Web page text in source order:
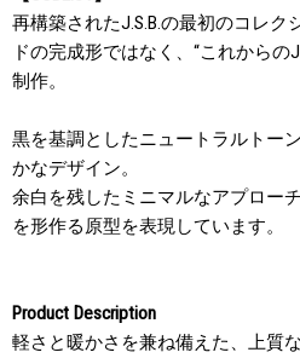
再構築されたJ.S.B.の最初のコレ
ドの完成形ではなく、“これからの
制作。
黒を基調としたニュートラルトー
かなデザイン。
余白を残したミニマルなアプロー
を形作る原型を表現しています。
Product Description
軽さと暖かさを兼ね備えた、上質